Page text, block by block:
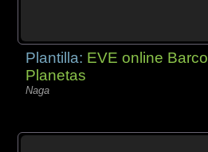
Plantilla: EVE online Barco
Planetas
Naga